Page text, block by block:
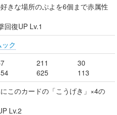
きな場所のぷよを6個まで赤属性
回復UP Lv.1
ク
211
625
30
113
このカードの「こうげき」×4の
Lv.2